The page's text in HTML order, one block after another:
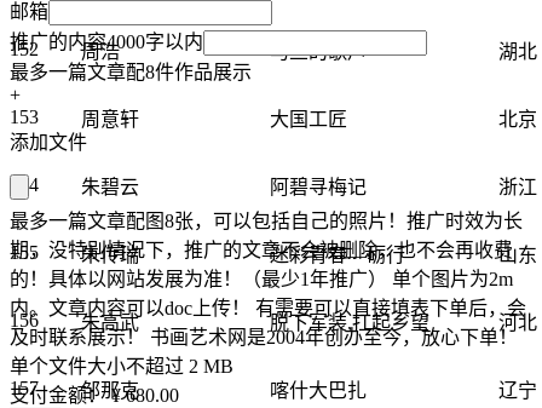
152 周浩 马兰的歌声 湖北
153 周意轩 大国工匠 北京
154 朱碧云 阿碧寻梅记 浙江
155 朱传瑞 迷彩青春—砺行 山东
156 朱高武 脱下军装,扛起乡望 河北
157 邹那克 喀什大巴扎 辽宁
邮箱
推广的内容4000字以内
最多一篇文章配8件作品展示
+
添加文件
最多一篇文章配图8张，可以包括自己的照片！推广时效为长
期，没特别情况下，推广的文章不会被删除，也不会再收费
的！具体以网站发展为准！（最少1年推广） 单个图片为2m
内。文章内容可以doc上传！ 有需要可以直接填表下单后，会
及时联系展示！ 书画艺术网是2004年创办至今，放心下单！
单个文件大小不超过 2 MB
支付金额： ¥ 680.00